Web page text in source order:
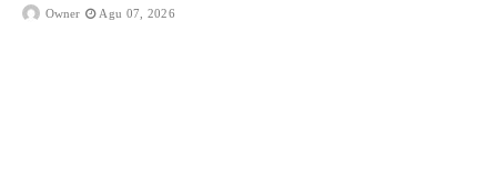
Owner Agu 07, 2026